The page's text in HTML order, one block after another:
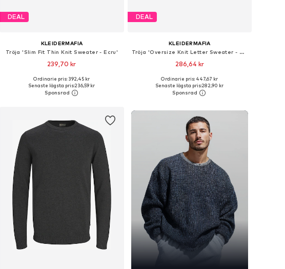
DEAL
KLEIDERMAFIA
Tröja 'Slim Fit Thin Knit Sweater - Ecru'
239,70 kr
Tillgängliga storlekar: S, M, L, XL
Lägg till i varukorgen
Ordinarie pris: 392,45 kr
Senaste lägsta pris:236,59 kr
DEAL
KLEIDERMAFIA
Tröja 'Oversize Knit Letter Sweater - Navy Blue'
286,64 kr
Tillgängliga storlekar: S, M, L, XL
Lägg till i varukorgen
Ordinarie pris: 447,67 kr
Senaste lägsta pris:282,90 kr